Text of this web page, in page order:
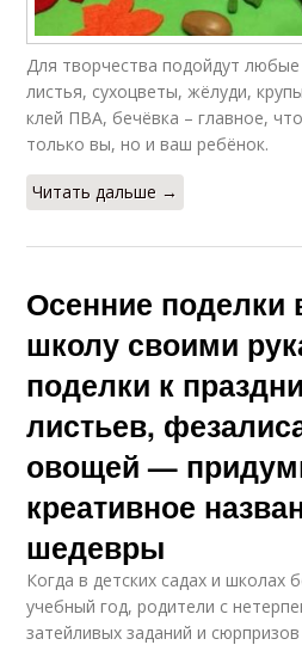
Для творчества подойдут
листья, сухоцветы, жёлуди,
клей ПВА, бечёвка – главное,
только вы, но и ваш ребёнок.
Читать дальше →
Осенние поделки
школу своими
поделки к
листьев,
овощей —
креативное
шедевры
Когда в детских садах и школах
учебный год, родители с
затейливых заданий и